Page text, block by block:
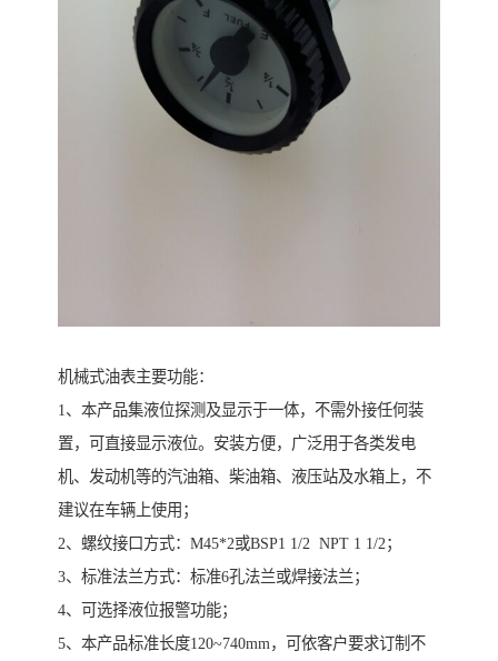
机械式油表主要功能：
1、本产品集液位探测及显示于一体，不需外接任何装
置，可直接显示液位。安装方便，广泛用于各类发电
机、发动机等的汽油箱、柴油箱、液压站及水箱上，不
建议在车辆上使用；
2、螺纹接口方式：M45*2或BSP1 1/2 NPT 1 1/2；
3、标准法兰方式：标准6孔法兰或焊接法兰；
4、可选择液位报警功能；
5、本产品标准长度120~740mm，可依客户要求订制不